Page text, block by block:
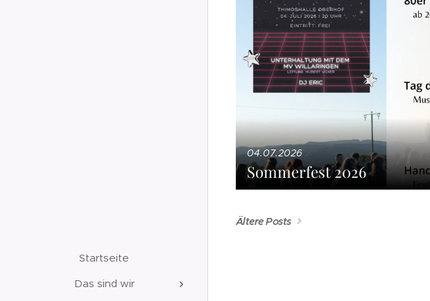
Startseite
Das sind wir
04.07.2026
Sommerfest 2026
Ältere Posts